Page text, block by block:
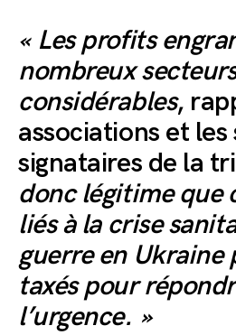
« Les profits
nombreux
considérables,
associations et les
signataires de la
donc légitime que
liés à la crise
guerre en Ukraine
taxés pour
l’urgence. »